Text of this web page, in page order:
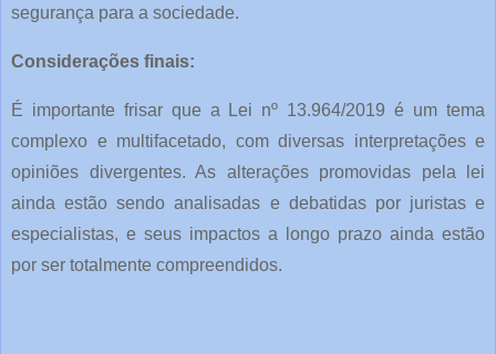
segurança para a sociedade.
Considerações finais:
É importante frisar que a Lei nº 13.964/2019 é um tema
complexo e multifacetado, com diversas interpretações e
opiniões divergentes. As alterações promovidas pela lei
ainda estão sendo analisadas e debatidas por juristas e
especialistas, e seus impactos a longo prazo ainda estão
por ser totalmente compreendidos.